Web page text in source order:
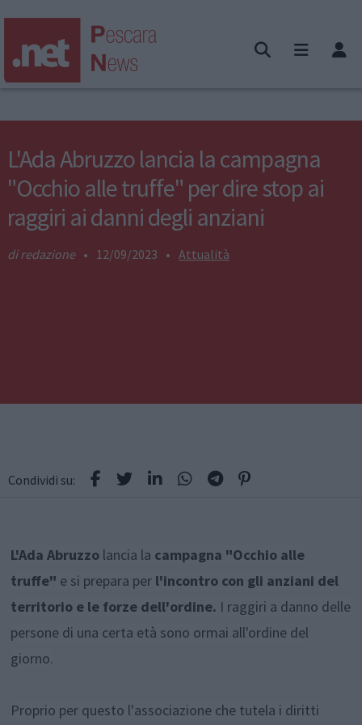
L'Ada Abruzzo lancia la campagna
"Occhio alle truffe" per dire stop ai
raggiri ai danni degli anziani
redazione • 12/09/2023 • Attualità
Condividi su:
L'Ada Abruzzo lancia la campagna "Occhio alle
truffe" e si prepara per l'incontro con gli anziani del
territorio e le forze dell'ordine. I raggiri a danno delle
persone di una certa età sono ormai all'ordine del
giorno.
Proprio per questo l'associazione che tutela i diritti